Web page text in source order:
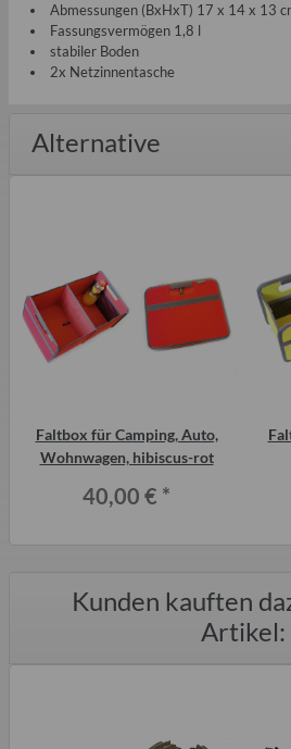
Abmessungen (BxHxT) 17 x 14 x 13
Fassungsvermögen 1,8 l
stabiler Boden
2x Netzinnentasche
Alternative
Faltbox für Camping, Auto,
Wohnwagen, hibiscus-rot
40,00 € *
Kunden kauften
Artikel: